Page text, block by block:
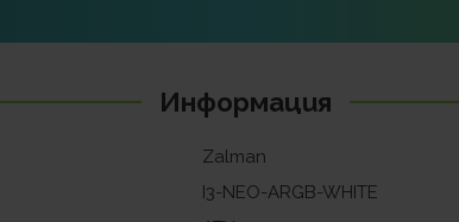
Информация
Zalman
I3-NEO-ARGB-WHITE